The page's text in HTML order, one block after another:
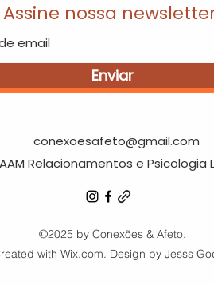
Assine nossa
Enviar
conexoesafeto@gmail.com
AAM Relacionamentos e Psicologia
©2025 by Conexões & Afeto.
with Wix.com. Design by Jesss